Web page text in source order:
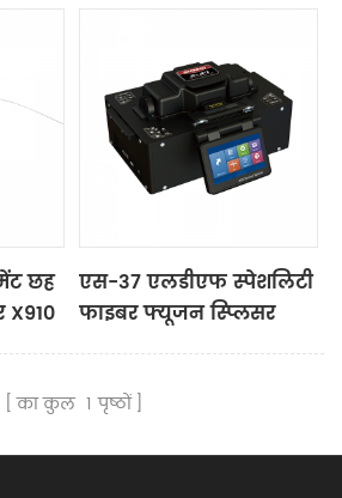
छह
एस-37 एलडीएफ स्पेशलिटी
फाइबर फ्यूजन स्प्लिसर
का कुल 1 पृष्ठों